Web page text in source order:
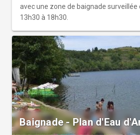
avec une zone de baignade surveillée
13h30 à 18h30.
Baignade - Plan d'Eau